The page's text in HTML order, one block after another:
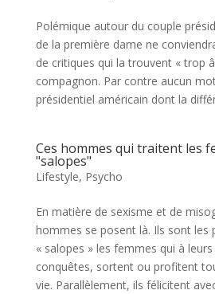
Polémique autour du couple
de la première dame ne
de critiques qui la trouvent « trop
compagnon. Par contre aucun
présidentiel américain dont la
Ces hommes qui traitent les
"salopes"
Lifestyle, Psycho
En matière de sexisme et de
hommes se posent là. Ils sont les
« salopes » les femmes qui à
conquêtes, sortent ou profitent
vie. Parallèlement, ils félicitent